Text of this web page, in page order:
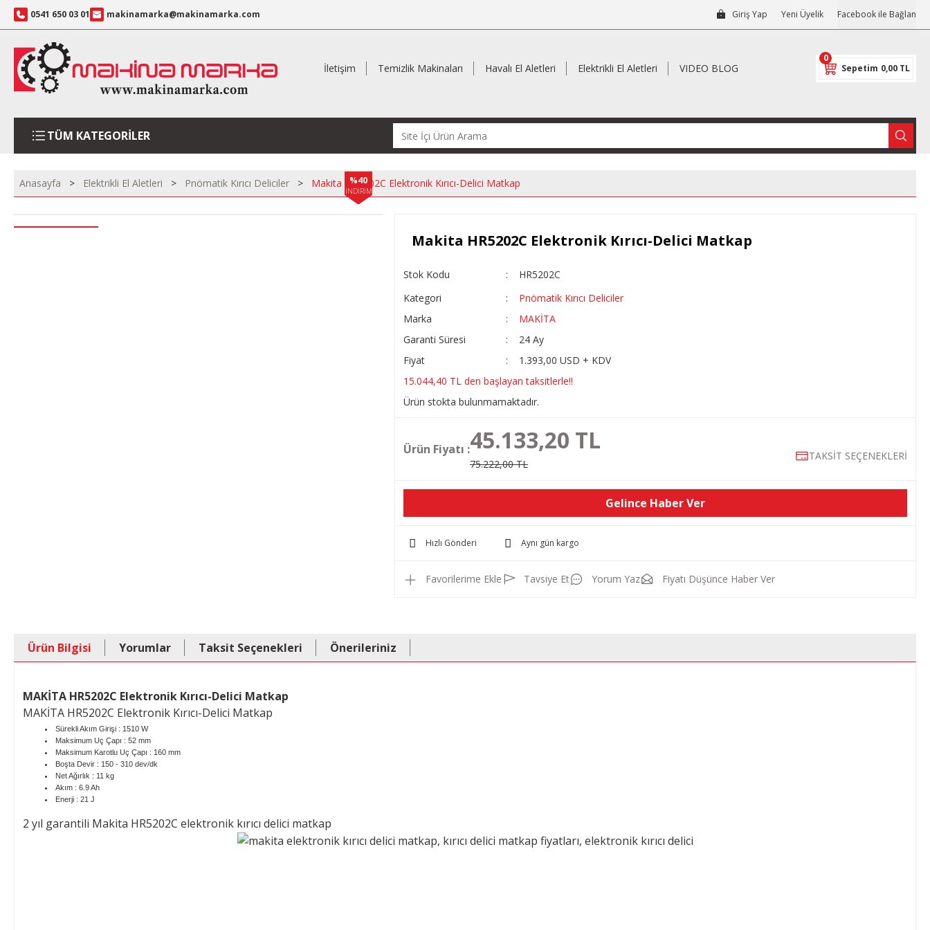
0541 650 03 01 makinamarka@makinamarka.com Giriş Yap Yeni Üyelik Facebook ile Bağlan
İletişim Temizlik Makinaları Havalı El Aletleri Elektrikli El Aletleri VIDEO BLOG Sepetim 0,00 TL
0
TÜM KATEGORİLER
Anasayfa Elektrikli El Aletleri Pnömatik Kırıcı Deliciler Makita HR5202C Elektronik Kırıcı-Delici Matkap
%40
İNDİRİM
Makita HR5202C Elektronik Kırıcı-Delici Matkap
Stok Kodu
HR5202C
Kategori
Pnömatik Kırıcı Deliciler
Marka
MAKİTA
Garanti Süresi
24 Ay
Fiyat
1.393,00 USD + KDV
15.044,40 TL den başlayan taksitlerle!!
Ürün stokta bulunmamaktadır.
Ürün Fiyatı :45.133,20 TL
75.222,00 TL
TAKSİT SEÇENEKLERİ
Gelince Haber Ver
Hızlı Gönderi Aynı gün kargo
Tavsiye Et Yorum Yaz Fiyatı Düşünce Haber Ver
Ürün Bilgisi Yorumlar Taksit Seçenekleri Önerileriniz
MAKİTA HR5202C Elektronik Kırıcı-Delici Matkap
MAKİTA HR5202C Elektronik Kırıcı-Delici Matkap
Sürekli Akım Girişi : 1510 W
Maksimum Uç Çapı : 52 mm
Maksimum Karotlu Uç Çapı : 160 mm
Boşta Devir : 150 - 310 dev/dk
Net Ağırlık : 11 kg
Akım : 6.9 Ah
Enerji : 21 J
2 yıl garantili Makita HR5202C elektronik kırıcı delici matkap